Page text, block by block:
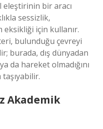
bir aracı
sessizlik,
için kullanır.
bulunduğu çevreyi
burada, dış dünyadan
da hareket olmadığını
Akademik